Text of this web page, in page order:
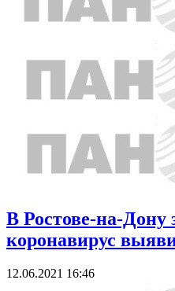
В Ростове-на-Дону
коронавирус
12.06.2021 16:46